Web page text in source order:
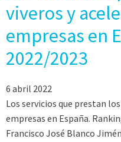
viveros y
empresas en
2022/2023
6 abril 2022
Los servicios que prestan
empresas en España.
Francisco José Blanco